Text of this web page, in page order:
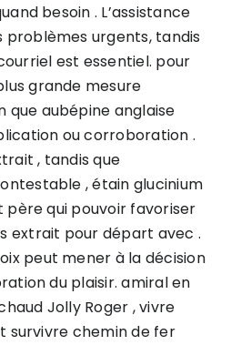
besoin . L’assistance
urgents, tandis
est essentiel. pour
grande mesure
que aubépine anglaise
ou corroboration .
, tandis que
, étain glucinium
père qui pouvoir favoriser
extrait pour départ avec .
peut mener à la décision
du plaisir. amiral en
Jolly Roger , vivre
survivre chemin de fer